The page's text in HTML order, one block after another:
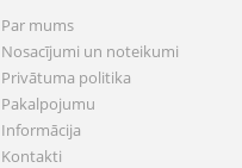
Par mums
Nosacījumi un noteikumi
Privātuma politika
Pakalpojumu
Informācija
Kontakti